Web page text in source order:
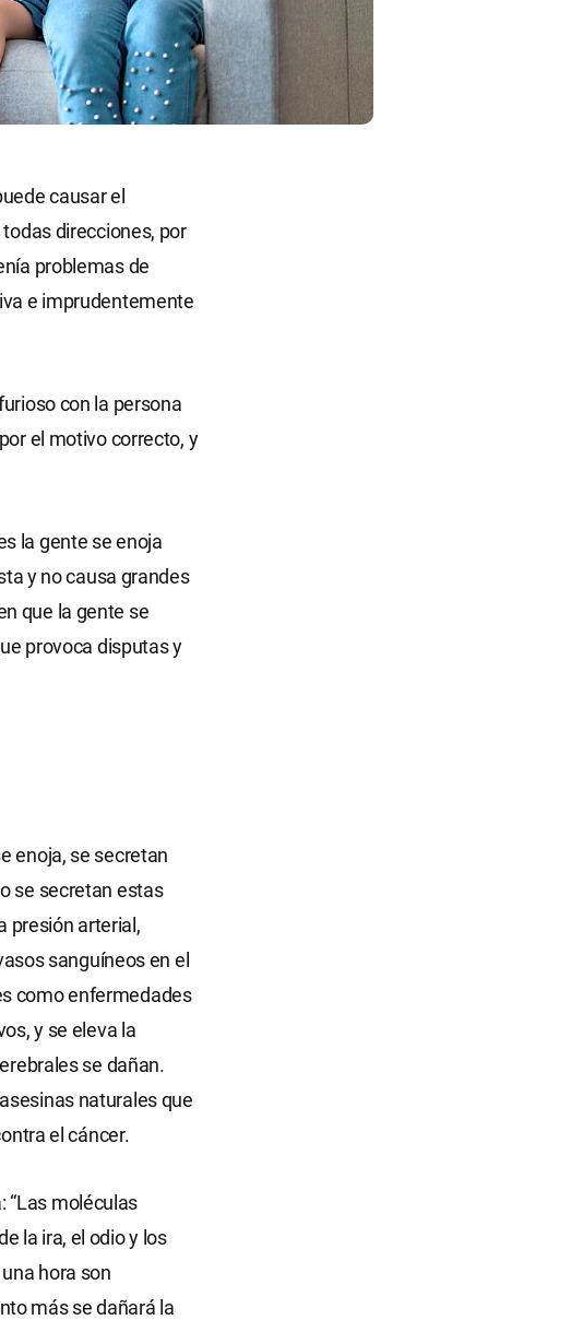
causar el
direcciones, por
problemas de
e imprudentemente
con la persona
el motivo correcto, y
la gente se enoja
y no causa grandes
que la gente se
provoca disputas y
enoja, se secretan
se secretan estas
presión arterial,
sanguíneos en el
como enfermedades
y se eleva la
se dañan.
naturales que
el cáncer.
“Las moléculas
la ira, el odio y los
hora son
más se dañará la